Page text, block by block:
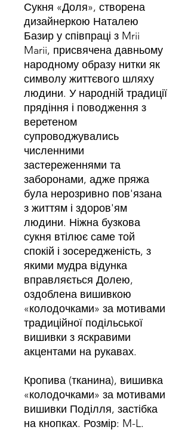
Сукня «Доля», створена
дизайнеркою Наталею
Базир у співпраці з Mrii
Marii, присвячена давньому
народному образу нитки як
символу життєвого шляху
людини. У народній традиції
прядіння і поводження з
веретеном
супроводжувались
численними
застереженнями та
заборонами, адже пряжа
була нерозривно пов'язана
з життям і здоров'ям
людини. Ніжна бузкова
сукня втілює саме той
спокій і зосередженість, з
якими мудра відунка
вправляється Долею,
оздоблена вишивкою
«колодочками» за мотивами
традиційної подільської
вишивки з яскравими
акцентами на рукавах.
Кропива (тканина), вишивка
«колодочками» за мотивами
вишивки Поділля, застібка
на кнопках. Розмір: M-L.